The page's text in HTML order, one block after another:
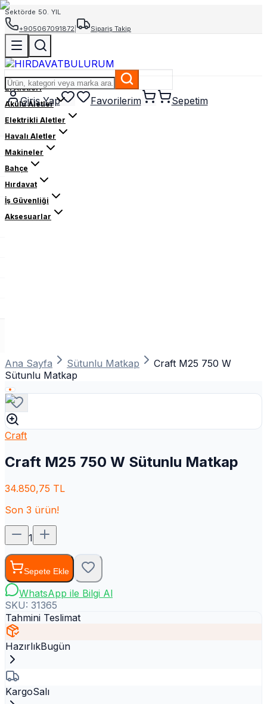
Sektörde 50. YIL
+905067091872
Sipariş Takip
Giriş Yap Favorilerim Sepetim
El Aletleri
Akülü Aletler
Elektrikli Aletler
Havalı Aletler
Makineler
Bahçe
Hırdavat
İş Güvenliği
Aksesuarlar
Ana Sayfa Sütunlu Matkap
Craft M25 750 W
Sütunlu Matkap
Craft
Craft M25 750 W Sütunlu Matkap
34.850,75 TL
Son 3 ürün!
1
Sepete Ekle
WhatsApp ile Bilgi Al
SKU: 31365
Tahmini Teslimat
HazırlıkBugün
KargoSalı